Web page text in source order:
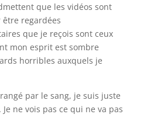
que les vidéos sont
regardées
que je reçois sont ceux
mon esprit est sombre
horribles auxquels je
par le sang, je suis juste
Je ne vois pas ce qui ne va pas